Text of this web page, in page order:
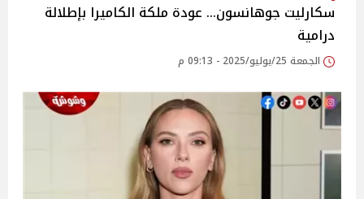
سكارليت جوهانسون… عودة ملكة الكاميرا بإطلالة
درامية
الجمعة 25/يوليو/2025 - 09:13 م